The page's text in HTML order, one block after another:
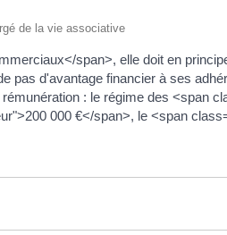
de la vie associative
span>, elle doit en
d'avantage financier à ses
: le régime des <span
000 €</span>, le <span